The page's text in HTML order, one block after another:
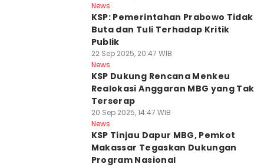
News
KSP: Pemerintahan Prabowo Tidak
Buta dan Tuli Terhadap Kritik
Publik
22 Sep 2025, 20:47 WIB
News
KSP Dukung Rencana Menkeu
Realokasi Anggaran MBG yang Tak
Terserap
20 Sep 2025, 14:47 WIB
News
KSP Tinjau Dapur MBG, Pemkot
Makassar Tegaskan Dukungan
Program Nasional